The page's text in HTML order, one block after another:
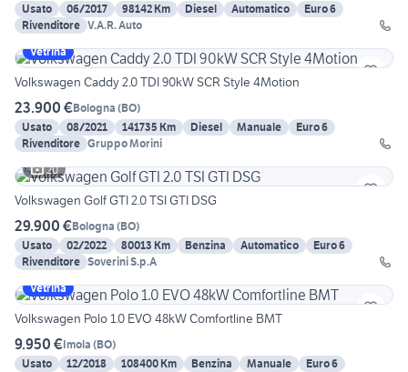
Usato
06/2017 98142 Km Diesel Automatico
Euro 6
Rivenditore V.A.R. Auto
Vetrina
Volkswagen Caddy 2.0 TDI 90kW SCR Style 4Motion
23.900 €Bologna (BO)
Usato
08/2021 141735 Km Diesel Manuale
Euro 6
Rivenditore Gruppo Morini
20
Volkswagen Golf GTI 2.0 TSI GTI DSG
29.900 €Bologna (BO)
Usato
02/2022 80013 Km Benzina Automatico
Euro 6
Rivenditore Soverini S.p.A
Vetrina
Volkswagen Polo 1.0 EVO 48kW Comfortline BMT
9.950 €Imola (BO)
Usato
12/2018 108400 Km Benzina Manuale
Euro 6